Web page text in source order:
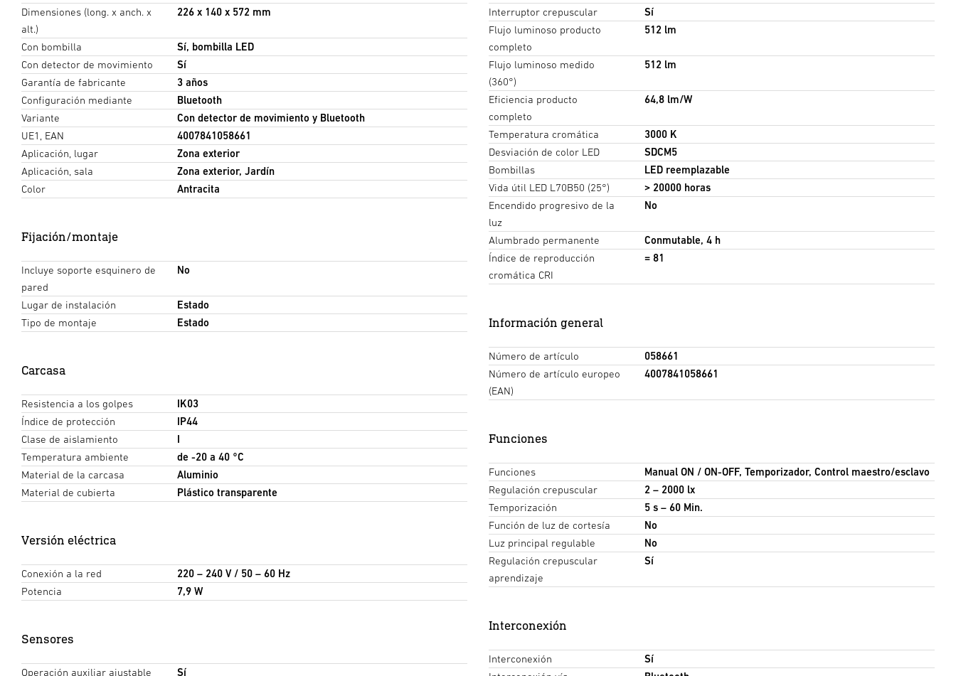
Dimensiones (long. x anch. x
alt.)
226 x 140 x 572 mm
Con bombilla
Sí, bombilla LED
Con detector de movimiento
Sí
Garantía de fabricante
3 años
Configuración mediante
Bluetooth
Variante
Con detector de movimiento y Bluetooth
UE1, EAN
4007841058661
Aplicación, lugar
Zona exterior
Aplicación, sala
Zona exterior, Jardín
Color
Antracita
Fijación/montaje
Incluye soporte esquinero de
pared
No
Lugar de instalación
Estado
Tipo de montaje
Estado
Carcasa
Resistencia a los golpes
IK03
Índice de protección
IP44
Clase de aislamiento
I
Temperatura ambiente
de -20 a 40 °C
Material de la carcasa
Aluminio
Material de cubierta
Plástico transparente
Versión eléctrica
Conexión a la red
220 – 240 V / 50 – 60 Hz
Potencia
7,9 W
Sensores
Operación auxiliar ajustable Sí
Interruptor crepuscular
Sí
Flujo luminoso producto
completo
512 lm
Flujo luminoso medido
(360°)
512 lm
Eficiencia producto
completo
64,8 lm/W
Temperatura cromática
3000 K
Desviación de color LED
SDCM5
Bombillas
LED reemplazable
Vida útil LED L70B50 (25°)
> 20000 horas
Encendido progresivo de la
luz
No
Alumbrado permanente
Conmutable, 4 h
Índice de reproducción
cromática CRI
= 81
Información general
Número de artículo
058661
Número de artículo europeo
(EAN)
4007841058661
Funciones
Funciones
Manual ON / ON-OFF, Temporizador, Control maestro/esclavo
Regulación crepuscular
2 – 2000 lx
Temporización
5 s – 60 Min.
Función de luz de cortesía
No
Luz principal regulable
No
Regulación crepuscular
aprendizaje
Sí
Interconexión
Interconexión
Sí